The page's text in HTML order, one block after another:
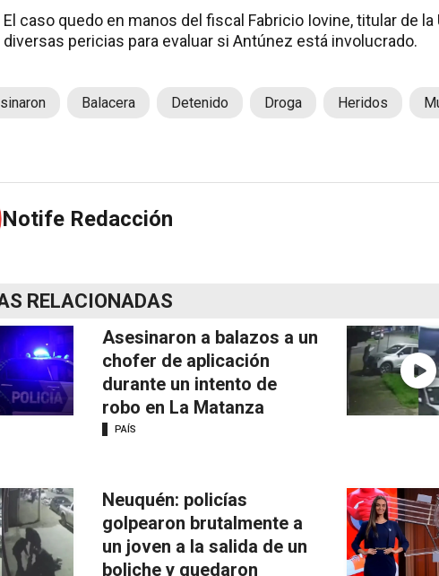
El caso quedo en manos del fiscal Fabricio Iovine, titular de la
diversas pericias para evaluar si Antúnez está involucrado.
Balacera Detenido Droga Heridos
Notife Redacción
RELACIONADAS
Asesinaron a balazos a un
chofer de aplicación
durante un intento de
robo en La Matanza
PAÍS
Neuquén: policías
golpearon brutalmente a
un joven a la salida de un
boliche y quedaron